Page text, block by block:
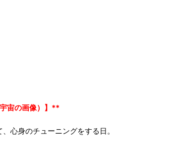
宙の画像）】**
心身のチューニングをする日。